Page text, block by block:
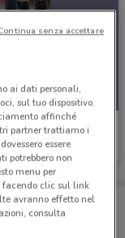
vicino a te,
comodamente
ai dati personali,
sul tuo dispositivo.
affinché
partner trattiamo i
essere
potrebbero non
menu per
facendo clic sul link
avranno effetto nel
consulta
senza accettare